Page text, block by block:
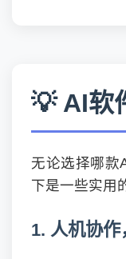
💡 AI软
无论选择哪款
下是一些实用
1. 人机协